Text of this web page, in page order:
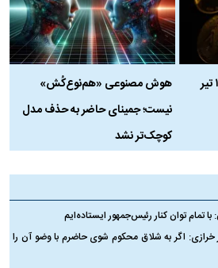
قیمت روز ارز‌های دیجیتال ۱۶ تیر
هوش مصنوعی «هم‌نوع‌کُش»
نیست؛ جمینای حاضر به حذف مدل
کوچک‌تر نشد
تمام توان کنار رئیس‌جمهور ایستاده‌ایم
خرازی: اگر به شلاق محکوم شوی حاضرم با وضو آن را